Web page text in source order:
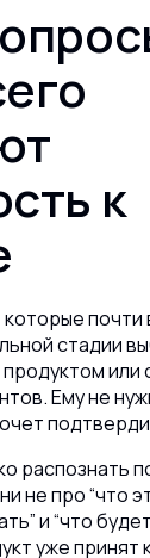
к
почти
стадии
или
Ему не
распознать
не про “что
и “что
уже принят